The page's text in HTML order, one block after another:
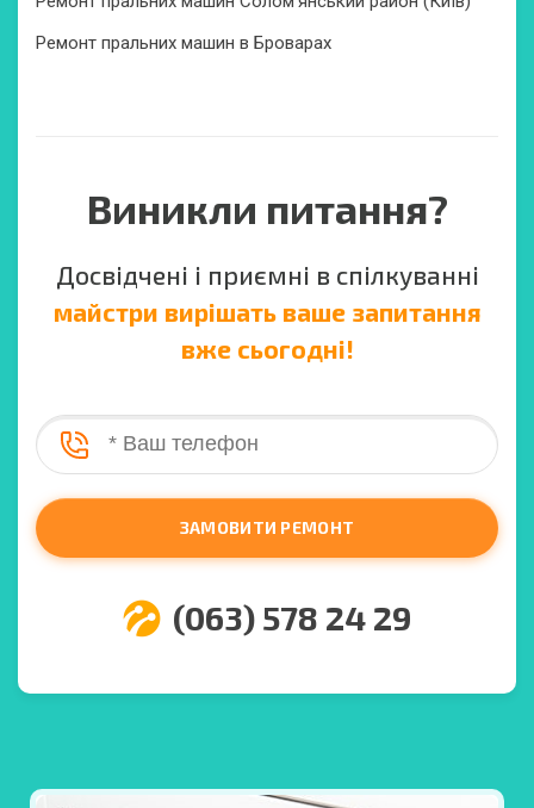
Ремонт пральних машин в Броварах
Виникли питання?
Досвідчені і приємні в спілкуванні
майстри вирішать ваше запитання
вже сьогодні!
ЗАМОВИТИ РЕМОНТ
(063) 578 24 29